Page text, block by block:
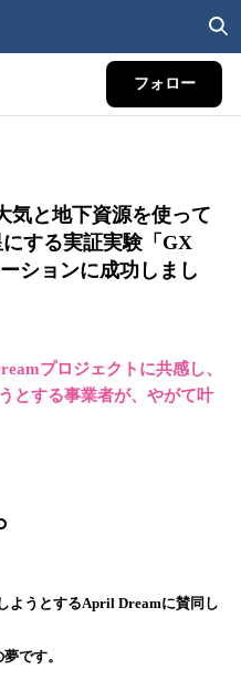
フォロー
気と地下資源を使って
する実証実験「GX
ションに成功しまし
プロジェクトに共感し、
とする事業者が、やがて叶
ようとするApril Dreamに賛同し
です。